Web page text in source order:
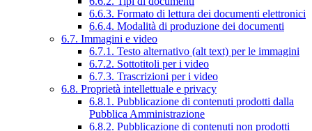
6.6.3. Formato di lettura dei documenti elettronici
6.6.4. Modalità di produzione dei documenti
6.7. Immagini e video
6.7.1. Testo alternativo (alt text) per le immagini
6.7.2. Sottotitoli per i video
6.7.3. Trascrizioni per i video
6.8. Proprietà intellettuale e privacy
6.8.1. Pubblicazione di contenuti prodotti dalla
Pubblica Amministrazione
6.8.2. Pubblicazione di contenuti non prodotti